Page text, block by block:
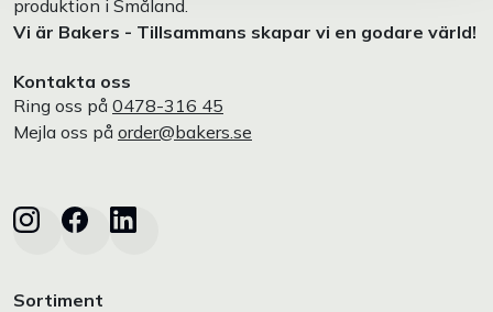
produktion i Småland.
Vi är Bakers - Tillsammans skapar vi en godare värld!
Kontakta oss
Ring oss på 0478-316 45
Mejla oss på order@bakers.se
Sortiment